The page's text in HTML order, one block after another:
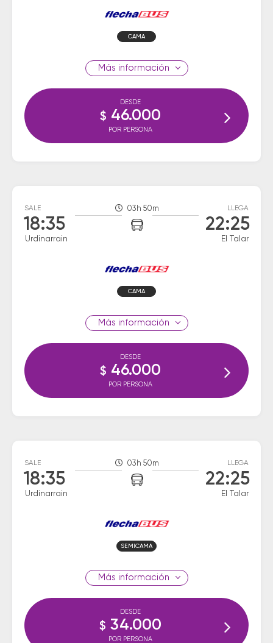
CAMA
información
DESDE
$ 46.000
POR PERSONA
SALE
18:35
Urdinarrain
03h 50m LLEGA
22:25
El Talar
CAMA
información
DESDE
$ 46.000
POR PERSONA
SALE
18:35
Urdinarrain
03h 50m LLEGA
22:25
El Talar
SEMICAMA
información
DESDE
$ 34.000
POR PERSONA